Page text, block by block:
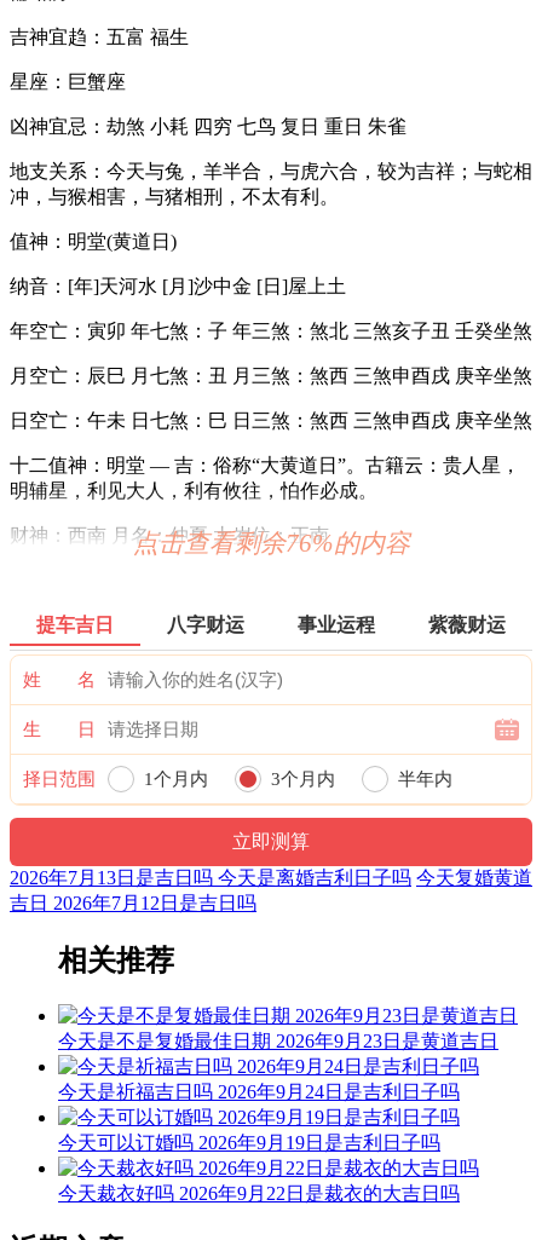
吉神宜趋：五富 福生
星座：巨蟹座
凶神宜忌：劫煞 小耗 四穷 七鸟 复日 重日 朱雀
地支关系：今天与兔，羊半合，与虎六合，较为吉祥；与蛇相
冲，与猴相害，与猪相刑，不太有利。
值神：明堂(黄道日)
纳音：[年]天河水 [月]沙中金 [日]屋上土
年空亡：寅卯 年七煞：子 年三煞：煞北 三煞亥子丑 壬癸坐煞
月空亡：辰巳 月七煞：丑 月三煞：煞西 三煞申酉戌 庚辛坐煞
日空亡：午未 日七煞：巳 日三煞：煞西 三煞申酉戌 庚辛坐煞
十二值神：明堂 — 吉：俗称“大黄道日”。古籍云：贵人星，
明辅星，利见大人，利有攸往，怕作必成。
财神：西南 月名：仲夏 太岁位：正南
阳贵神：西北 月相：残月 岁破位：正北
喜神：正南 月令：乙未 日禄：午命互禄 壬命进禄
十二值日：定执位 — 吉：：俗称“小黄道日”。吉。依古籍观
点，此日宜晏饮、协议，忌医疗、诉讼及选将出师。晏饮是为
了固定某种关系和达成某种共识，协议则是对双方的约定，
故“定”日宜晏饮、协议；医疗、诉讼和出师则需随机应变，墨
守定规的做法是注定要以失败而告终的，故“定”日忌医疗、诉
讼和出师。
定可魁货及安床，结婚合和百代昌；安葬平基亦可用，不宜见
官说短长。
修造用之相无虑，粮解逢之都不良；入宅作灶莫大意，如有紫
薇亦无妨。
福神：正东 月支：未土 年太岁：文哲
阴贵神：正西 物候：蟋蟀居壁 犯太岁：马,鼠,牛,兔
六曜：友引 — 平(早晚吉，白天凶)：依古籍观点，寓意早晚
吉，白天凶。
点击查看剩余76%的内容
提车吉日 八字财运 事业运程 紫薇财运
姓 名
生 日
择日范围 1个月内 3个月内 半年内
2026年7月13日是吉日吗 今天是离婚吉利日子吗 今天复婚黄道
吉日 2026年7月12日是吉日吗
相关推荐
今天是不是复婚最佳日期 2026年9月23日是黄道吉日
今天是祈福吉日吗 2026年9月24日是吉利日子吗
今天可以订婚吗 2026年9月19日是吉利日子吗
今天裁衣好吗 2026年9月22日是裁衣的大吉日吗